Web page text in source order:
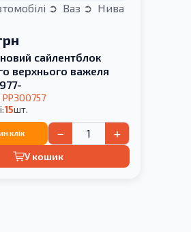
Ваз
Нива
сайлентблок
верхнього важеля
PP300757
15шт.
клік − +
У кошик